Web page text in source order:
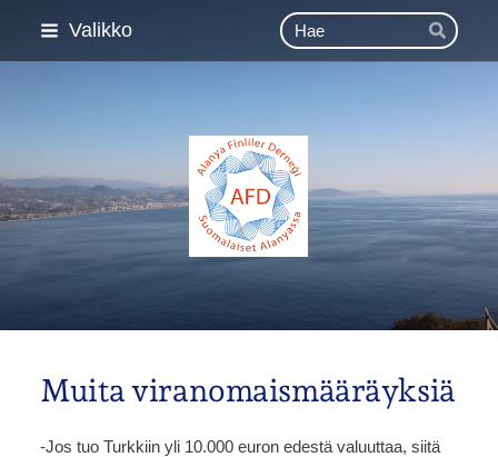
Siirry
Valikko
Haku
Hae
Esimerkki ry
Muita viranomaismääräyksiä
-Jos tuo Turkkiin yli 10.000 euron edestä valuuttaa, siitä